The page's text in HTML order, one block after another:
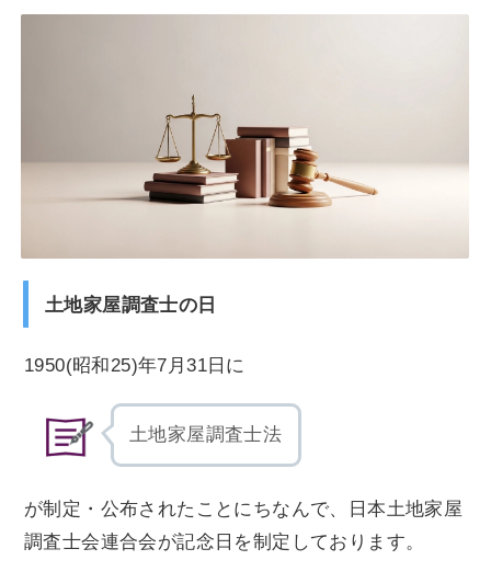
土地家屋調査士の日
1950(昭和25)年7月31日に
土地家屋調査士法
が制定・公布されたことにちなんで、日本土地家屋
調査士会連合会が記念日を制定しております。